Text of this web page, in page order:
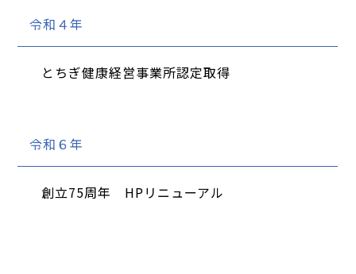
令和４年
とちぎ健康経営事業所認定取得
令和６年
創立75周年 HPリニューアル